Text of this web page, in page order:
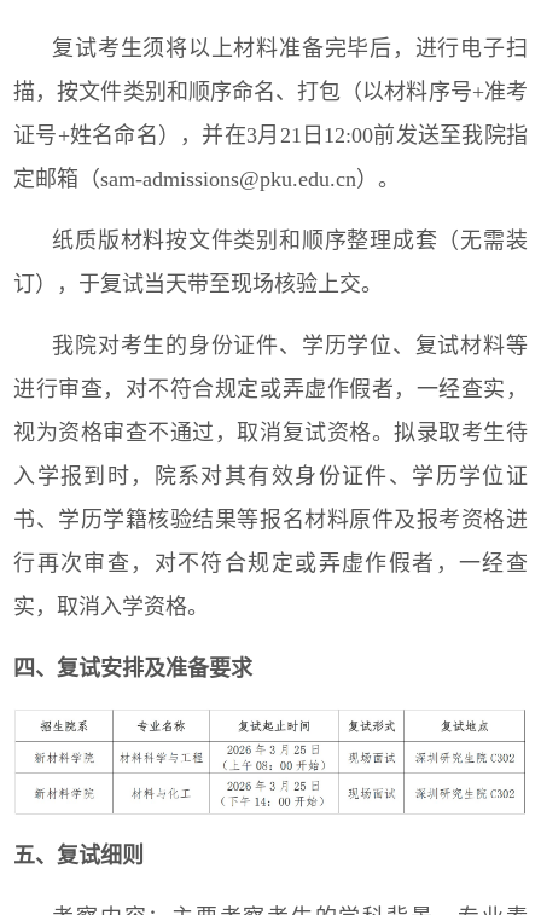
复试考生须将以上材料准备完毕后，进行电子扫
描，按文件类别和顺序命名、打包（以材料序号+准考
证号+姓名命名），并在3月 21 日 12:00前发送至我院指
定邮箱（sam-admissions@pku.edu.cn）。
纸质版材料按文件类别和顺序整理成套（无需装
订），于复试当天带至现场核验上交。
我院对考生的身份证件、学历学位、复试材料等
进行审查，对不符合规定或弄虚作假者，一经查实，
视为资格审查不通过，取消复试资格。拟录取考生待
入学报到时，院系对其有效身份证件、学历学位证
书、学历学籍核验结果等报名材料原件及报考资格进
行再次审查，对不符合规定或弄虚作假者，一经查
实，取消入学资格。
四、复试安排及准备要求
五、复试细则